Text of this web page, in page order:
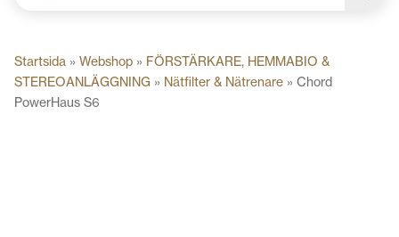
Startsida » Webshop » FÖRSTÄRKARE, HEMMABIO &
STEREOANLÄGGNING » Nätfilter & Nätrenare » Chord
PowerHaus S6